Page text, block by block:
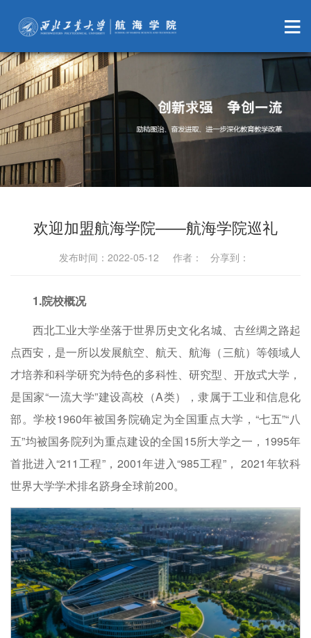
欢迎加盟航海学院——航海学院巡礼
发布时间：2022-05-12 作者： 分享到：
1.院校概况
西北工业大学坐落于世界历史文化名城、古丝绸之路起
点西安，是一所以发展航空、航天、航海（三航）等领域人
才培养和科学研究为特色的多科性、研究型、开放式大学，
是国家“一流大学”建设高校（A类），隶属于工业和信息化
部。学校1960年被国务院确定为全国重点大学，“七五”“八
五”均被国务院列为重点建设的全国15所大学之一，1995年
首批进入“211工程”，2001年进入“985工程”， 2021年软科
世界大学学术排名跻身全球前200。